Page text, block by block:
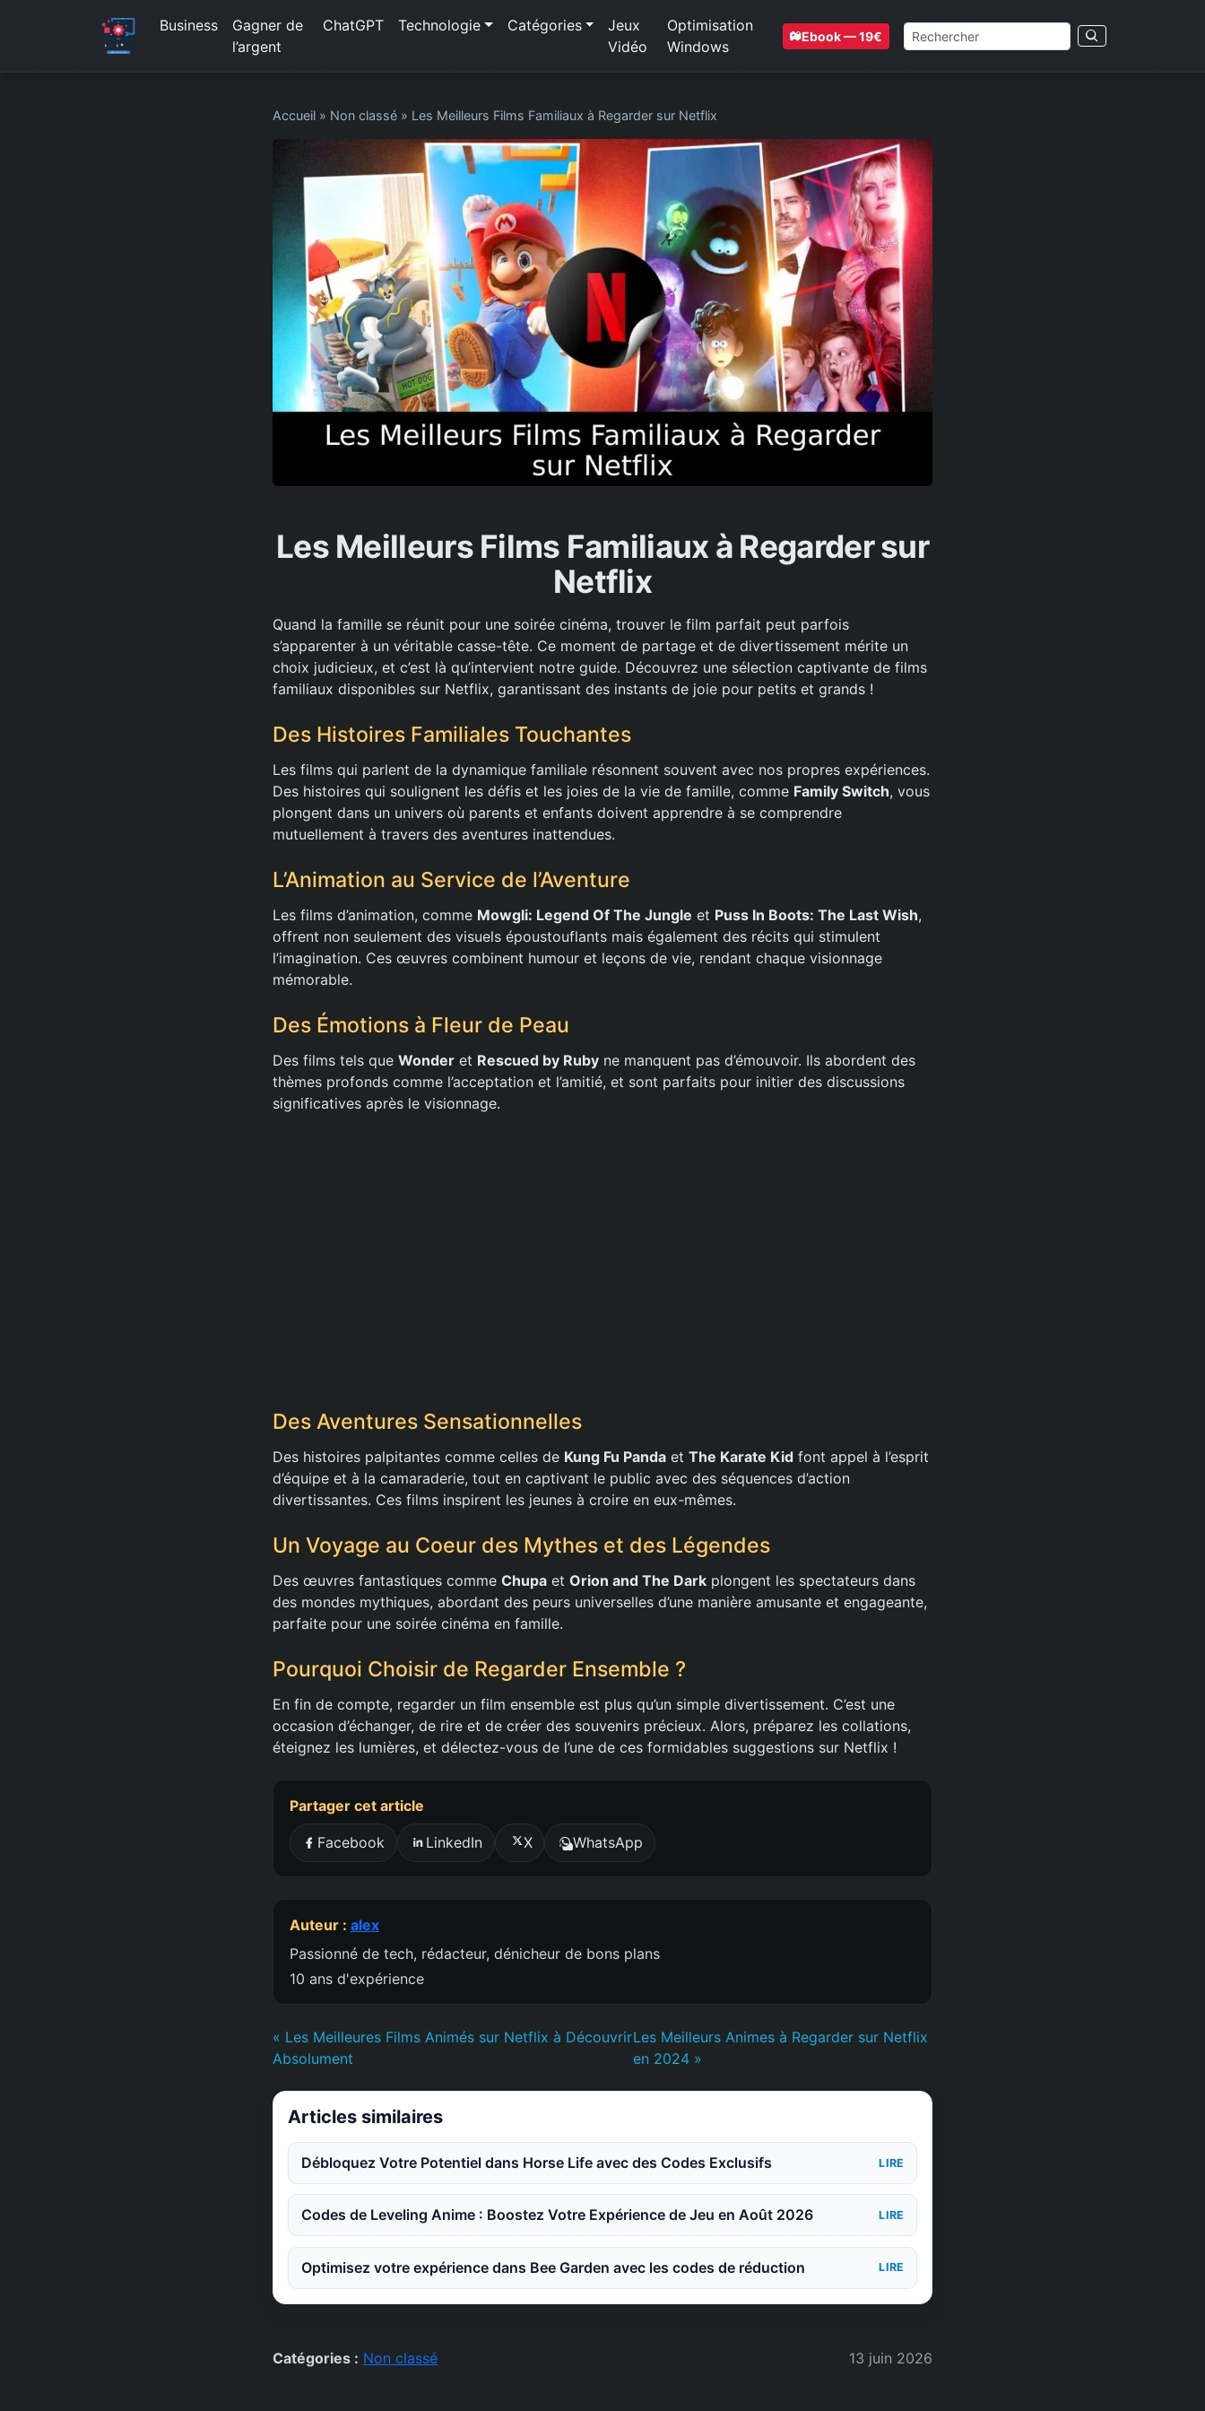
Business
Gagner de
l’argent
ChatGPT Technologie Catégories
Jeux
Vidéo
Optimisation
Windows
Ebook — 19€
Accueil » Non classé » Les Meilleurs Films Familiaux à Regarder sur Netflix
Les Meilleurs Films Familiaux à Regarder sur
Netflix
Quand la famille se réunit pour une soirée cinéma, trouver le film parfait peut parfois
s’apparenter à un véritable casse-tête. Ce moment de partage et de divertissement mérite un
choix judicieux, et c’est là qu’intervient notre guide. Découvrez une sélection captivante de films
familiaux disponibles sur Netflix, garantissant des instants de joie pour petits et grands !
Des Histoires Familiales Touchantes
Les films qui parlent de la dynamique familiale résonnent souvent avec nos propres expériences.
Des histoires qui soulignent les défis et les joies de la vie de famille, comme Family Switch, vous
plongent dans un univers où parents et enfants doivent apprendre à se comprendre
mutuellement à travers des aventures inattendues.
L’Animation au Service de l’Aventure
Les films d’animation, comme Mowgli: Legend Of The Jungle et Puss In Boots: The Last Wish,
offrent non seulement des visuels époustouflants mais également des récits qui stimulent
l’imagination. Ces œuvres combinent humour et leçons de vie, rendant chaque visionnage
mémorable.
Des Émotions à Fleur de Peau
Des films tels que Wonder et Rescued by Ruby ne manquent pas d’émouvoir. Ils abordent des
thèmes profonds comme l’acceptation et l’amitié, et sont parfaits pour initier des discussions
significatives après le visionnage.
Des Aventures Sensationnelles
Des histoires palpitantes comme celles de Kung Fu Panda et The Karate Kid font appel à l’esprit
d’équipe et à la camaraderie, tout en captivant le public avec des séquences d’action
divertissantes. Ces films inspirent les jeunes à croire en eux-mêmes.
Un Voyage au Coeur des Mythes et des Légendes
Des œuvres fantastiques comme Chupa et Orion and The Dark plongent les spectateurs dans
des mondes mythiques, abordant des peurs universelles d’une manière amusante et engageante,
parfaite pour une soirée cinéma en famille.
Pourquoi Choisir de Regarder Ensemble ?
En fin de compte, regarder un film ensemble est plus qu’un simple divertissement. C’est une
occasion d’échanger, de rire et de créer des souvenirs précieux. Alors, préparez les collations,
éteignez les lumières, et délectez-vous de l’une de ces formidables suggestions sur Netflix !
Partager cet article
Facebook LinkedIn X WhatsApp
Auteur : alex
Passionné de tech, rédacteur, dénicheur de bons plans
10 ans d'expérience
« Les Meilleures Films Animés sur Netflix à Découvrir
Absolument
Les Meilleurs Animes à Regarder sur Netflix
en 2024 »
Articles similaires
Débloquez Votre Potentiel dans Horse Life avec des Codes Exclusifs LIRE
Codes de Leveling Anime : Boostez Votre Expérience de Jeu en Août 2026 LIRE
Optimisez votre expérience dans Bee Garden avec les codes de réduction LIRE
Catégories : Non classé 13 juin 2026